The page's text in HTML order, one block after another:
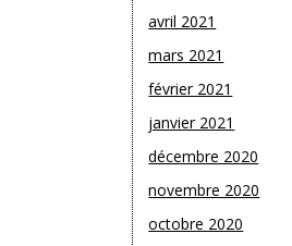
avril 2021
mars 2021
février 2021
janvier 2021
décembre 2020
novembre 2020
octobre 2020